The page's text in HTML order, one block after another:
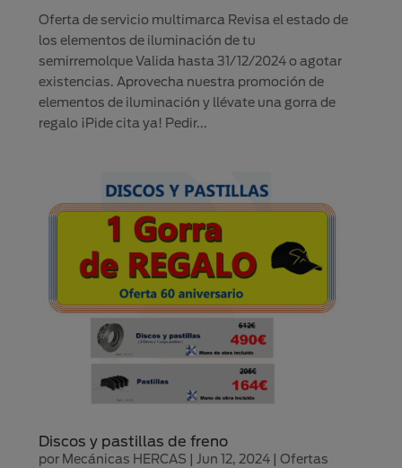
Oferta de servicio multimarca Revisa el estado de
los elementos de iluminación de tu
semirremolque Valida hasta 31/12/2024 o agotar
existencias. Aprovecha nuestra promoción de
elementos de iluminación y llévate una gorra de
regalo ¡Pide cita ya! Pedir...
Discos y pastillas de freno
por Mecánicas HERCAS |Jun 12, 2024 |Ofertas